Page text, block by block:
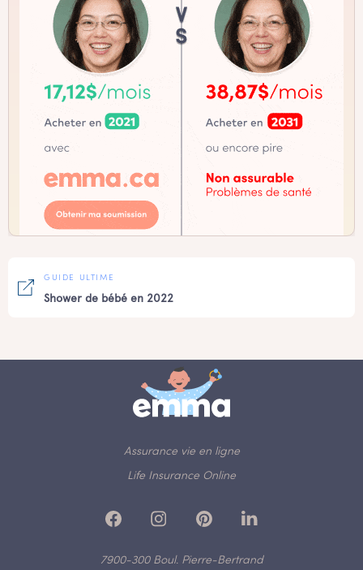
GUIDE ULTIME
Shower de bébé en 2022
Assurance vie en ligne
Life Insurance Online
7900-300 Boul. Pierre-Bertrand